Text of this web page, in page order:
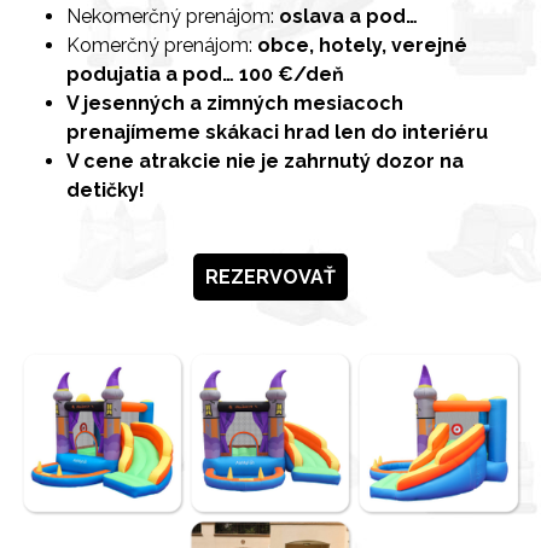
Nekomerčný prenájom: oslava a pod…
Komerčný prenájom: obce, hotely, verejné
podujatia a pod… 100 €/deň
V jesenných a zimných mesiacoch
prenajímeme skákaci hrad len do interiéru
V cene atrakcie nie je zahrnutý dozor na
detičky!
REZERVOVAŤ